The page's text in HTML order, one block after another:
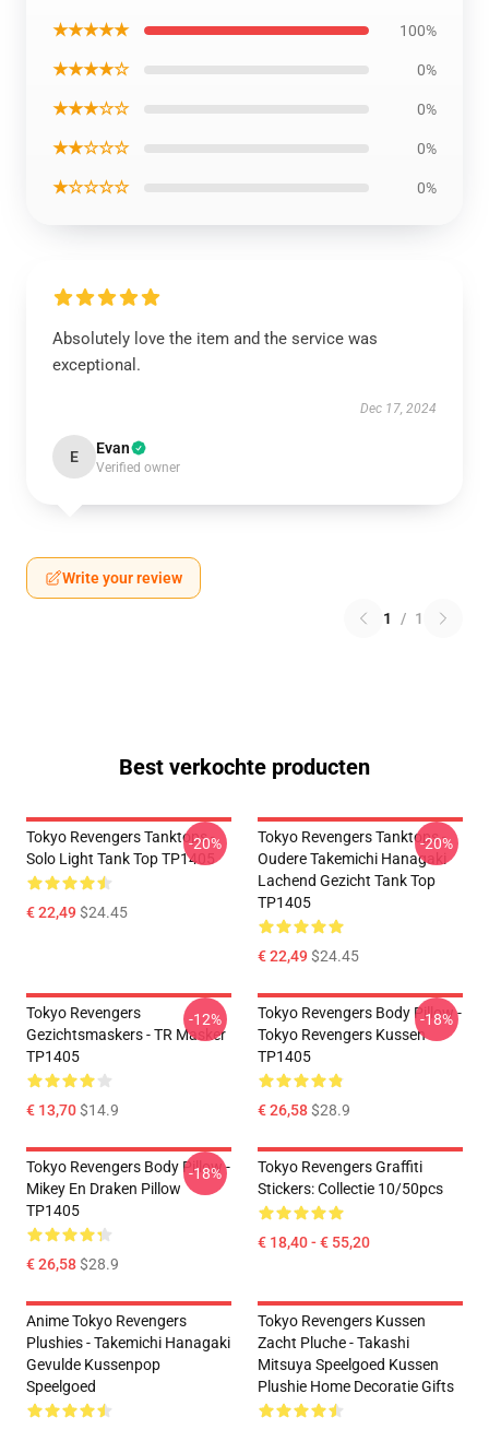
★★★★★ 100%
★★★★☆ 0%
★★★☆☆ 0%
★★☆☆☆ 0%
★☆☆☆☆ 0%
Absolutely love the item and the service was
exceptional.
Dec 17, 2024
E Evan
Verified owner
Write your review
1 / 1
Best verkochte producten
Tokyo Revengers Tanktops -
Solo Light Tank Top TP1405
€ 22,49$24.45
-20%
Tokyo Revengers Tanktops -
Oudere Takemichi Hanagaki
Lachend Gezicht Tank Top
TP1405
€ 22,49$24.45
-20%
Tokyo Revengers
Gezichtsmaskers - TR Masker
TP1405
€ 13,70$14.9
-12%
Tokyo Revengers Body Pillow -
Tokyo Revengers Kussen
TP1405
€ 26,58$28.9
-18%
Tokyo Revengers Body Pillow -
Mikey En Draken Pillow
TP1405
€ 26,58$28.9
-18%
Tokyo Revengers Graffiti
Stickers: Collectie 10/50pcs
€ 18,40 - € 55,20
Anime Tokyo Revengers
Plushies - Takemichi Hanagaki
Gevulde Kussenpop
Speelgoed
Tokyo Revengers Kussen
Zacht Pluche - Takashi
Mitsuya Speelgoed Kussen
Plushie Home Decoratie Gifts